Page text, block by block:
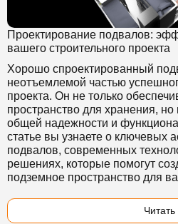
Проектирование подвалов:
вашего строительного проекта
Хорошо спроектированный
неотъемлемой частью
проекта. Он не только
пространство для хранения,
общей надежности и
статье вы узнаете о ключевых
подвалов, современных
решениях, которые помогут
подземное пространство для
Читать